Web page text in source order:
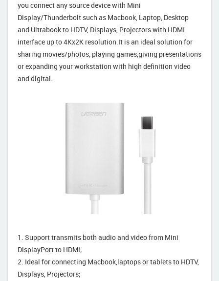
you connect any source device with Mini
Display/Thunderbolt such as Macbook, Laptop, Desktop
and Ultrabook to HDTV, Displays, Projectors with HDMI
interface up to 4Kx2K resolution.It is an ideal solution for
sharing movies/photos, playing games,giving presentations
or expanding your workstation with high definition video
and digital.
1. Support transmits both audio and video from Mini
DisplayPort to HDMI;
2. Ideal for connecting Macbook,laptops or tablets to HDTV,
Displays, Projectors;